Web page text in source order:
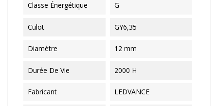
Classe Énergétique G
Culot GY6,35
Diamètre 12 mm
Durée De Vie 2000 H
Fabricant LEDVANCE